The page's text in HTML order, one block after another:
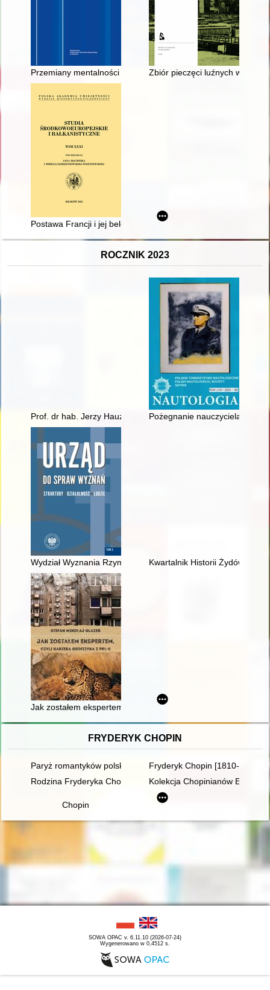
Przemiany mentalności mieszkańców wsi na przełomie XIX/
Zbiór pieczęci luźnych w
Postawa Francji i jej belgijskiej sojuszniczki wobec wojny
ROCZNIK 2023
Prof. dr hab. Jerzy Hauziński (7 IV 1945 - 24 XII 2020)
Pożegnanie nauczyciela
Wydział Wyznania Rzymskokatolickiego Urzędu do spraw
Kwartalnik Historii Żydów =
Jak zostałem ekspertem, czyli Kariera geofizyka z PRL-u
FRYDERYK CHOPIN
Paryż romantyków polskich: Mickiewicz, Słowacki, Chopin,
Fryderyk Chopin [1810-1949]
Rodzina Fryderyka Chopina
Kolekcja Chopinianów
Chopin
SOWA OPAC v. 6.11.10 (2026-07-24)
Wygenerowano w 0,4512 s.